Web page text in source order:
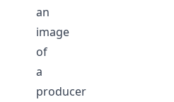
an
image
of
a
producer